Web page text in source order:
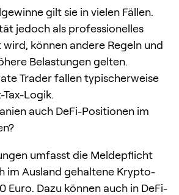
gilt sie in vielen Fällen.
jedoch als professionelles
können andere Regeln und
Belastungen gelten.
Trader fallen typischerweise
Logik.
auch DeFi-Positionen im
umfasst die Meldepflicht
im Ausland gehaltene Krypto-
Euro. Dazu können auch in DeFi-